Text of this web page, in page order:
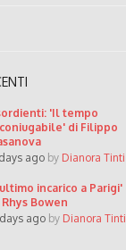
'Il tempo
di Filippo
ago by Dianora Tinti
incarico a Parigi'
Rhys Bowen
days ago by Dianora Tinti